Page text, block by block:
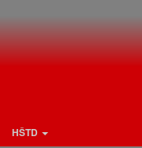
HŠTD